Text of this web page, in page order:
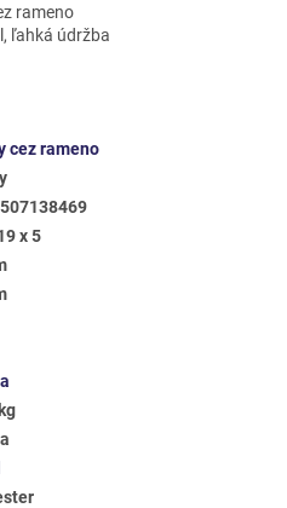
rameno
ľahká údržba
cez rameno
x 5